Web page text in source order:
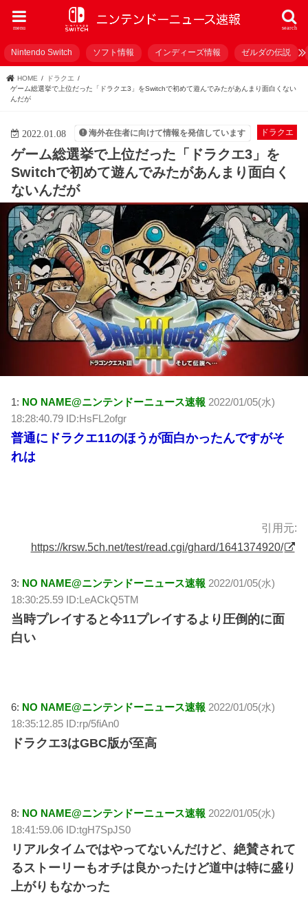
search
menu
Nintendo Switch ソフト情報 インディーズ情報 ゼルダの伝説
HOME
ドラクエ
ゲーム総選挙で上位だった「ドラクエ3」をSwitchで初めて遊んでみたがあんまり面白くない
んだが
ドラクエ
2022.01.08 海外在住者に向けて情報を発信しています
ゲーム総選挙で上位だった「ドラクエ3」を
Switchで初めて遊んでみたがあんまり面白く
ないんだが
1: NO NAME@ニンテンドーニュース速報 2022/01/05(水)
18:28:40.79 ID:HsFL2ofgr
普通にドラクエ11のほうが面白かったんですがそ
れは
引用元:
https://krsw.5ch.net/test/read.cgi/ghard/1641374920/
3: NO NAME@ニンテンドーニュース速報 2022/01/05(水)
18:30:25.59 ID:LeACkQ5TM
当時プレイすると今11プレイするより圧倒的に面
白い
6: NO NAME@ニンテンドーニュース速報 2022/01/05(水)
18:35:12.85 ID:rp/5fiAn0
ドラクエ3はGBC版が至高
8: NO NAME@ニンテンドーニュース速報 2022/01/05(水)
18:41:59.06 ID:tgH7SpJS0
リアルタイムではやってないんだけど、絶賛されて
るストーリーもオチは良かったけど道中は特に盛り
上がりもなかった